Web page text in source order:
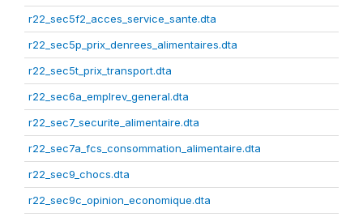
r22_sec5f2_acces_service_sante.dta
r22_sec5p_prix_denrees_alimentaires.dta
r22_sec5t_prix_transport.dta
r22_sec6a_emplrev_general.dta
r22_sec7_securite_alimentaire.dta
r22_sec7a_fcs_consommation_alimentaire.dta
r22_sec9_chocs.dta
r22_sec9c_opinion_economique.dta